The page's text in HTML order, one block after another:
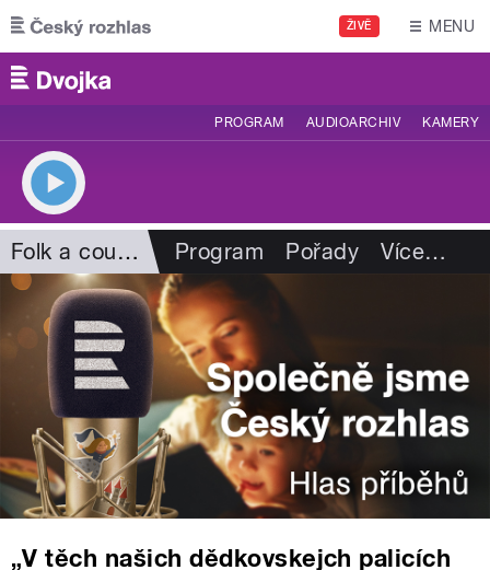
Přejít k hlavnímu obsahu
ŽIVĚ MENU
PROGRAM AUDIOARCHIV KAMERY
Folk a country Program Pořady Více…
„V těch našich dědkovskejch palicích